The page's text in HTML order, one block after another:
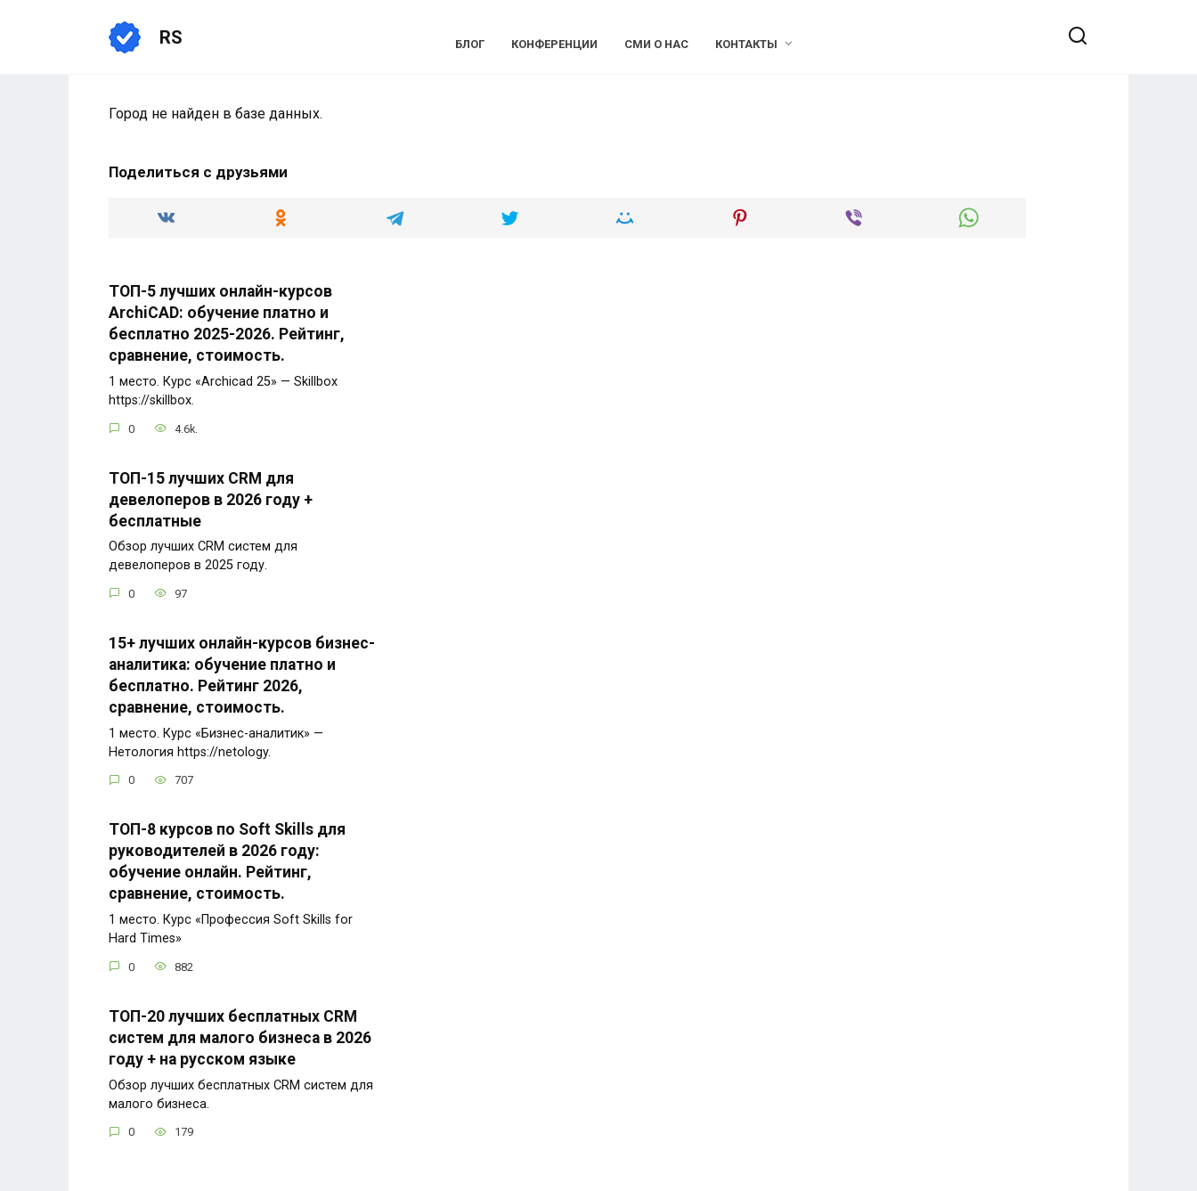
RS БЛОГ КОНФЕРЕНЦИИ СМИ О НАС КОНТАКТЫ
Город не найден в базе данных.
Поделиться с друзьями
ТОП-5 лучших онлайн-курсов
ArchiCAD: обучение платно и
бесплатно 2025-2026. Рейтинг,
сравнение, стоимость.
1 место. Курс «Archicad 25» — Skillbox
https://skillbox.
0 4.6k.
ТОП-15 лучших CRM для
девелоперов в 2026 году +
бесплатные
Обзор лучших CRM систем для
девелоперов в 2025 году.
0 97
15+ лучших онлайн-курсов бизнес-
аналитика: обучение платно и
бесплатно. Рейтинг 2026,
сравнение, стоимость.
1 место. Курс «Бизнес-аналитик» —
Нетология https://netology.
0 707
ТОП-8 курсов по Soft Skills для
руководителей в 2026 году:
обучение онлайн. Рейтинг,
сравнение, стоимость.
1 место. Курс «Профессия Soft Skills for
Hard Times»
0 882
ТОП-20 лучших бесплатных CRM
систем для малого бизнеса в 2026
году + на русском языке
Обзор лучших бесплатных CRM систем для
малого бизнеса.
0 179